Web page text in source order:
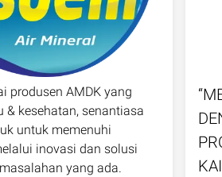
produsen AMDK yang
& kesehatan, senantiasa
untuk memenuhi
inovasi dan solusi
yang ada.
“